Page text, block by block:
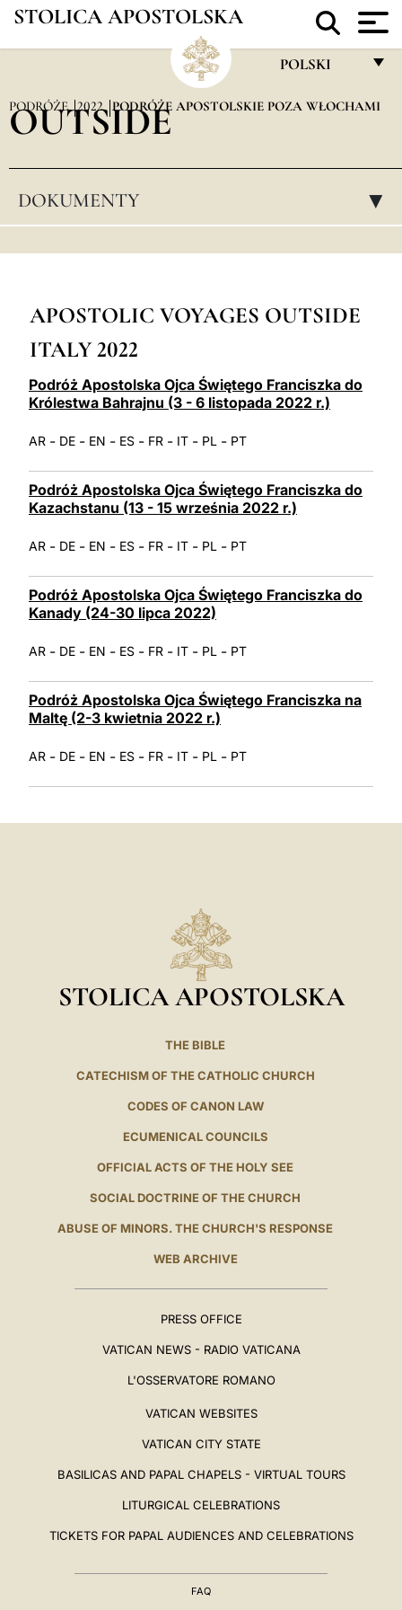
STOLICA APOSTOLSKA
POLSKI
FRANÇAIS
ITALIANO
POLSKI
中文
LATINE
PODRÓŻE 2022 PODRÓŻE APOSTOLSKIE POZA WŁOCHAMI
OUTSIDE
DOKUMENTY ▸
APOSTOLIC VOYAGES OUTSIDE
ITALY 2022
Podróż Apostolska Ojca Świętego Franciszka do
Królestwa Bahrajnu (3 - 6 listopada 2022 r.)
AR - DE - EN - ES - FR - IT - PL - PT
Podróż Apostolska Ojca Świętego Franciszka do
Kazachstanu (13 - 15 września 2022 r.)
AR - DE - EN - ES - FR - IT - PL - PT
Podróż Apostolska Ojca Świętego Franciszka do
Kanady (24-30 lipca 2022)
AR - DE - EN - ES - FR - IT - PL - PT
Podróż Apostolska Ojca Świętego Franciszka na
Maltę (2-3 kwietnia 2022 r.)
AR - DE - EN - ES - FR - IT - PL - PT
STOLICA APOSTOLSKA
THE BIBLE
CATECHISM OF THE CATHOLIC CHURCH
CODES OF CANON LAW
ECUMENICAL COUNCILS
OFFICIAL ACTS OF THE HOLY SEE
SOCIAL DOCTRINE OF THE CHURCH
ABUSE OF MINORS. THE CHURCH'S RESPONSE
WEB ARCHIVE
PRESS OFFICE
VATICAN NEWS - RADIO VATICANA
L'OSSERVATORE ROMANO
VATICAN WEBSITES
VATICAN CITY STATE
BASILICAS AND PAPAL CHAPELS - VIRTUAL TOURS
LITURGICAL CELEBRATIONS
TICKETS FOR PAPAL AUDIENCES AND CELEBRATIONS
FAQ